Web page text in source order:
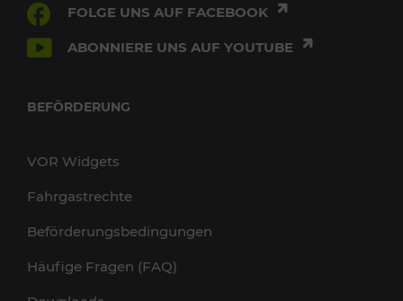
FOLGE UNS AUF FACEBOOK
ABONNIERE UNS AUF YOUTUBE
BEFÖRDERUNG
VOR Widgets
Fahrgastrechte
Beförderungsbedingungen
Häufige Fragen (FAQ)